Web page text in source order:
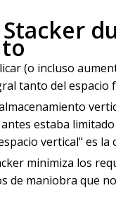
(o incluso
tanto del
estaba
vertical" es
minimiza los
de maniobra que